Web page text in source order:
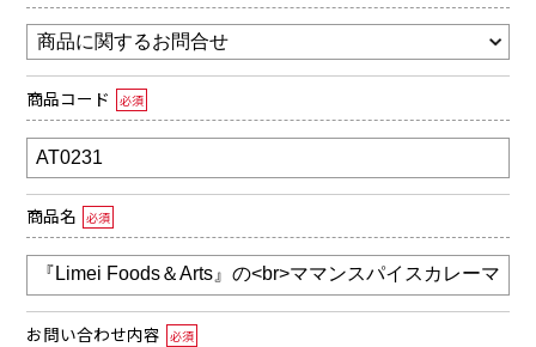
商品コード 必須
商品名 必須
お問い合わせ内容 必須